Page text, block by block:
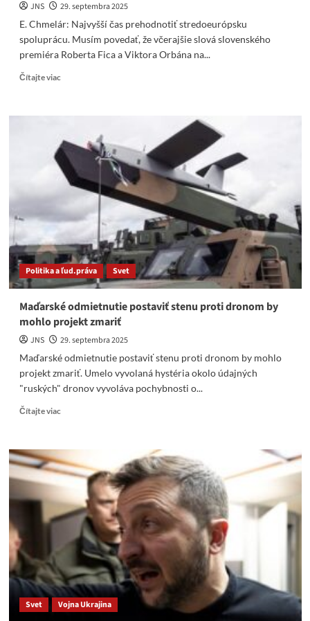
JNS
29. septembra 2025
E. Chmelár: Najvyšší čas prehodnotiť stredoeurópsku
spoluprácu. Musím povedať, že včerajšie slová slovenského
premiéra Roberta Fica a Viktora Orbána na...
Čítajte viacRead
Najvyšší
čas
prehodnotiť
stredoeurópsku
spoluprácu.
Politika a ľud.práva Svet
Maďarské odmietnutie postaviť stenu proti dronom by
mohlo projekt zmariť
JNS
29. septembra 2025
Maďarské odmietnutie postaviť stenu proti dronom by mohlo
projekt zmariť. Umelo vyvolaná hystéria okolo údajných
"ruských" dronov vyvoláva pochybnosti o...
Čítajte viacRead
Maďarské
odmietnutie
postaviť
stenu
proti
dronom
mohlo
projekt
zmariť
Svet Vojna Ukrajina